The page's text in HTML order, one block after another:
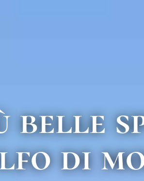
belle
di